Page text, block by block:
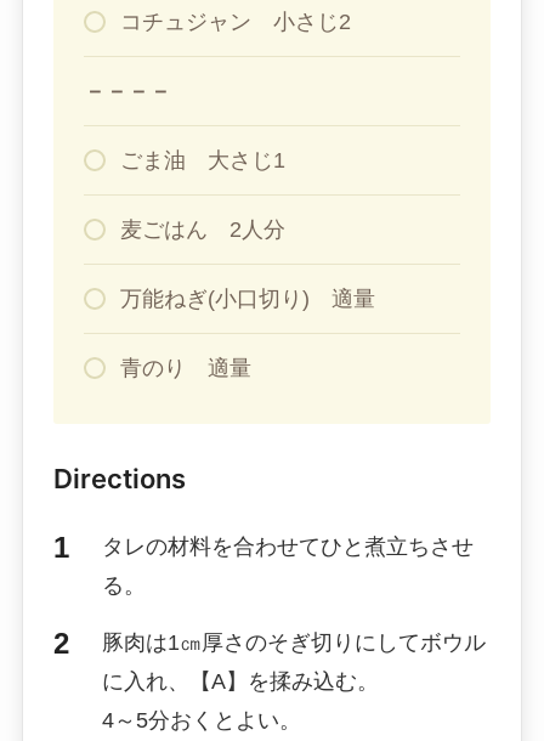
コチュジャン 小さじ2
－－－－
ごま油 大さじ1
麦ごはん 2人分
万能ねぎ(小口切り) 適量
青のり 適量
Directions
タレの材料を合わせてひと煮立ちさせ
る。
豚肉は1㎝厚さのそぎ切りにしてボウル
に入れ、【A】を揉み込む。
4～5分おくとよい。